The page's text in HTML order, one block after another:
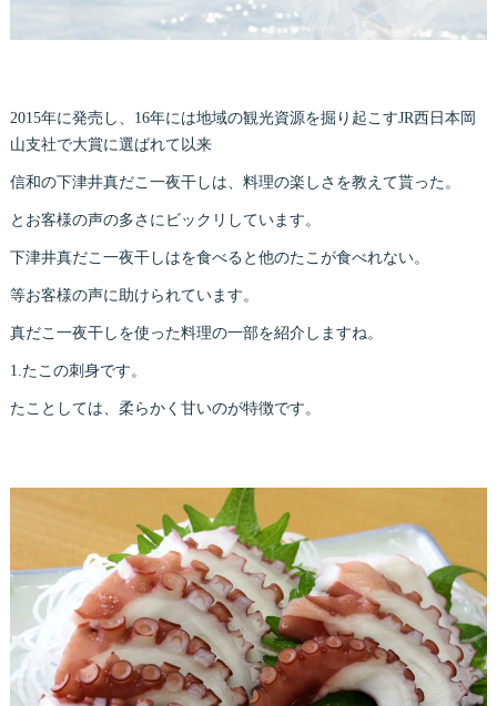
2015年に発売し、16年には地域の観光資源を掘り起こすJR西日本岡
山支社で大賞に選ばれて以来
信和の下津井真だこ一夜干しは、料理の楽しさを教えて貰った。
とお客様の声の多さにビックリしています。
下津井真だこ一夜干しはを食べると他のたこが食べれない。
等お客様の声に助けられています。
真だこ一夜干しを使った料理の一部を紹介しますね。
1.たこの刺身です。
たことしては、柔らかく甘いのが特徴です。